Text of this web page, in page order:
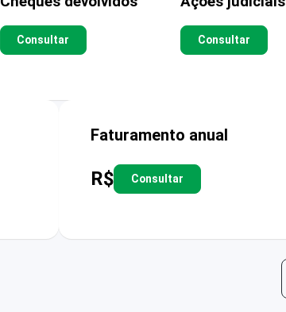
Consultar Consultar
Faturamento anual
R$ Consultar